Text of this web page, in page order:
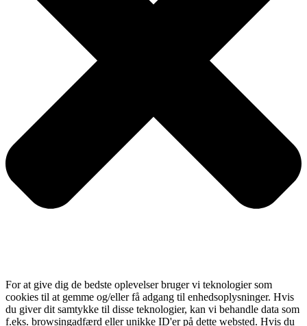
For at give dig de bedste oplevelser bruger vi teknologier som
cookies til at gemme og/eller få adgang til enhedsoplysninger. Hvis
du giver dit samtykke til disse teknologier, kan vi behandle data som
f.eks. browsingadfærd eller unikke ID'er på dette websted. Hvis du